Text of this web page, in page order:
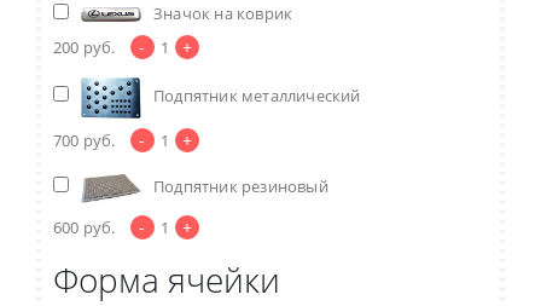
Значок на коврик
200 руб. - 1 +
Подпятник металлический
700 руб. - 1 +
Подпятник резиновый
600 руб. - 1 +
Форма ячейки